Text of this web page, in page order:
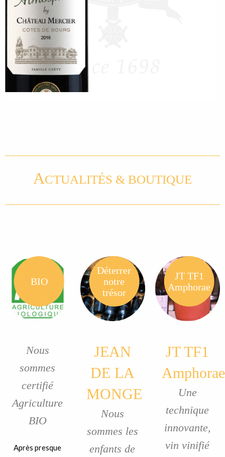
ACTUALITÉS & BOUTIQUE
BIO
Nous
sommes
certifié
Agriculture
BIO
Après presque
Déterrer
notre
trésor
JEAN
DE LA
MONGE
Nous
sommes les
enfants de
JT TF1
Amphorae
JT TF1
Amphorae
Une
technique
innovante,
vin vinifié